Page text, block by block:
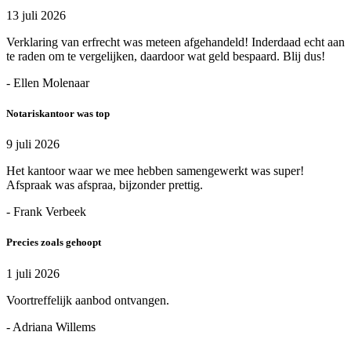
13 juli 2026
Verklaring van erfrecht was meteen afgehandeld! Inderdaad echt aan
te raden om te vergelijken, daardoor wat geld bespaard. Blij dus!
- Ellen Molenaar
Notariskantoor was top
9 juli 2026
Het kantoor waar we mee hebben samengewerkt was super!
Afspraak was afspraa, bijzonder prettig.
- Frank Verbeek
Precies zoals gehoopt
1 juli 2026
Voortreffelijk aanbod ontvangen.
- Adriana Willems